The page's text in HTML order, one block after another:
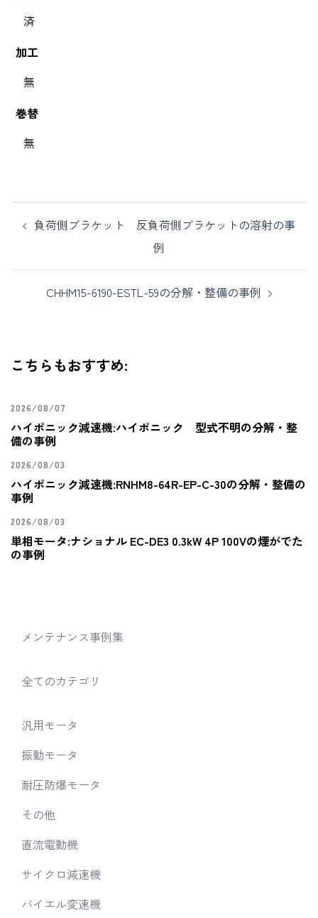
済
加工
無
巻替
無
負荷側ブラケット 反負荷側ブラケットの溶射の事
例
CHHM15-6190-ESTL-59の分解・整備の事例
こちらもおすすめ:
2026/08/07
ハイポニック減速機:ハイポニック 型式不明の分解・整
備の事例
2026/08/03
ハイポニック減速機:RNHM8-64R-EP-C-30の分解・整備の
事例
2026/08/03
単相モータ:ナショナル EC-DE3 0.3kW 4P 100Vの煙がでた
の事例
メンテナンス事例集
全てのカテゴリ
汎用モータ
振動モータ
耐圧防爆モータ
その他
直流電動機
サイクロ減速機
バイエル変速機